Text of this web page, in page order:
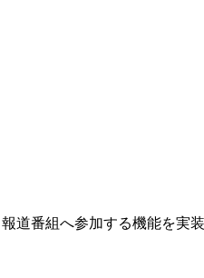
道番組へ参加する機能を実